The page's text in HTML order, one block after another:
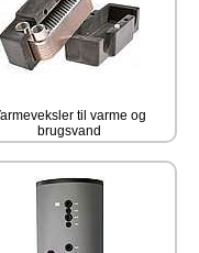
til varme og
brugsvand